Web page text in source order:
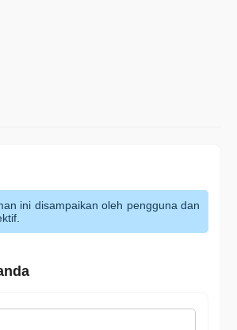
ini disampaikan oleh pengguna dan